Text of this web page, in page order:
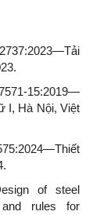
15:2019—
I, Hà Nội, Việt
of steel
and rules for